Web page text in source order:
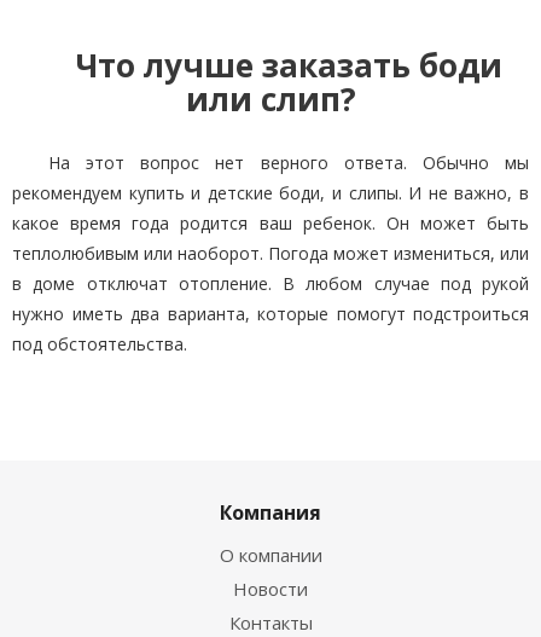
Что лучше заказать боди
или слип?
На этот вопрос нет верного ответа. Обычно мы
рекомендуем купить и детские боди, и слипы. И не важно, в
какое время года родится ваш ребенок. Он может быть
теплолюбивым или наоборот. Погода может измениться, или
в доме отключат отопление. В любом случае под рукой
нужно иметь два варианта, которые помогут подстроиться
под обстоятельства.
Компания
О компании
Новости
Контакты